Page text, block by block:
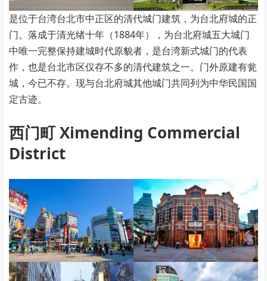
是位于台湾台北市中正区的清代城门建筑，为台北府城的正
门。落成于清光绪十年（1884年），为台北府城五大城门
中唯一完整保持建城时代原貌者，是台湾新式城门的代表
作，也是台北市区仅存不多的清代建筑之一。门外原建有瓮
城，今已不存。现与台北府城其他城门共同列为中华民国国
定古迹。
西门町 Ximending Commercial
District